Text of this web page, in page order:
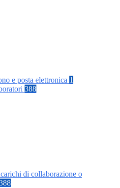
e posta elettronica 1
388
di collaborazione o